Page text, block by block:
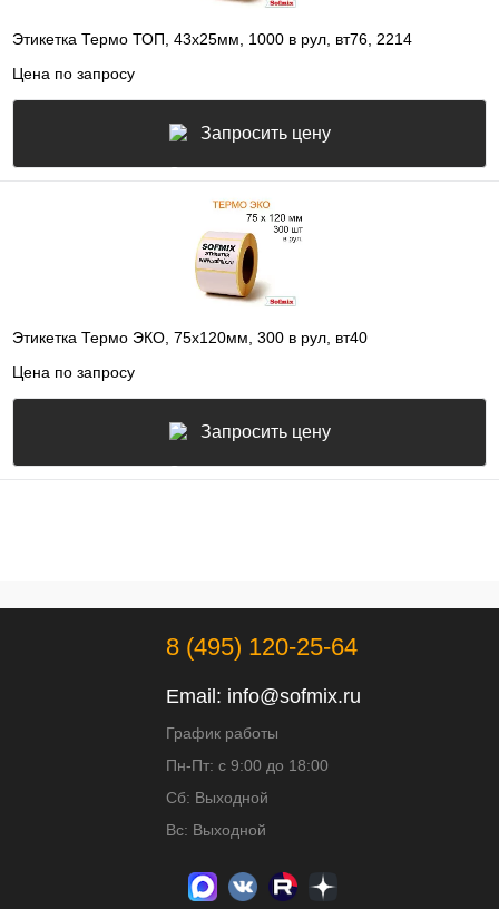
Этикетка Термо ТОП, 43х25мм, 1000 в рул, вт76, 2214
Цена по запросу
Запросить цену
Этикетка Термо ЭКО, 75х120мм, 300 в рул, вт40
Цена по запросу
Запросить цену
8 (495) 120-25-64
Email: info@sofmix.ru
График работы
Пн-Пт: с 9:00 до 18:00
Сб: Выходной
Вс: Выходной